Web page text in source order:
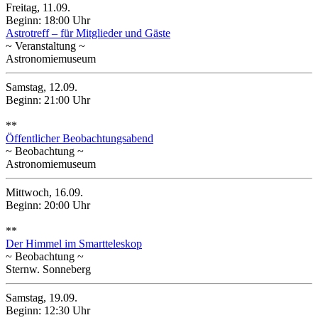
Freitag, 11.09.
Beginn: 18:00 Uhr
Astrotreff – für Mitglieder und Gäste
~ Veranstaltung ~
Astronomiemuseum
Samstag, 12.09.
Beginn: 21:00 Uhr
**
Öffentlicher Beobachtungsabend
~ Beobachtung ~
Astronomiemuseum
Mittwoch, 16.09.
Beginn: 20:00 Uhr
**
Der Himmel im Smartteleskop
~ Beobachtung ~
Sternw. Sonneberg
Samstag, 19.09.
Beginn: 12:30 Uhr